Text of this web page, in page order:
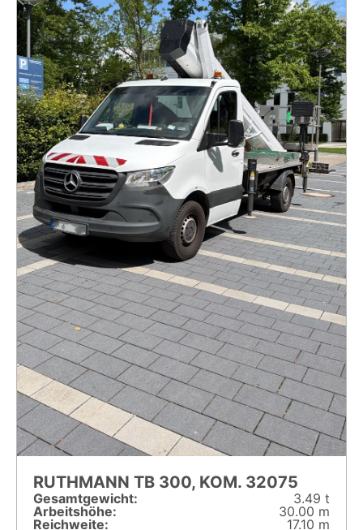
RUTHMANN TB 300, KOM. 32075
Gesamt­gewicht:
3.49 t
Arbeitshöhe:
30.00 m
Reichweite:
17.10 m